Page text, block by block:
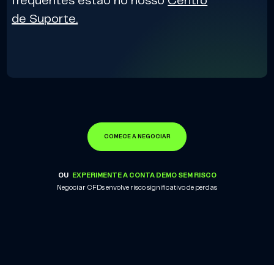
de Suporte.
COMECE A NEGOCIAR
OU EXPERIMENTE A CONTA DEMO SEM RISCO
Negociar CFDs envolve risco significativo de perdas